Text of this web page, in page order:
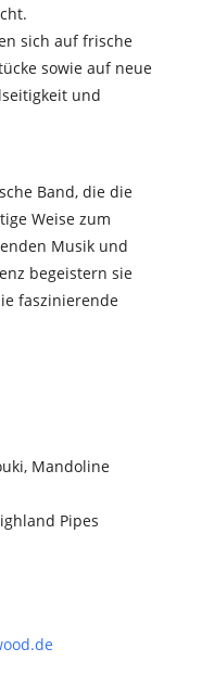
sich auf frische
sowie auf neue
und
Band, die die
Weise zum
Musik und
begeistern sie
faszinierende
Mandoline
Pipes